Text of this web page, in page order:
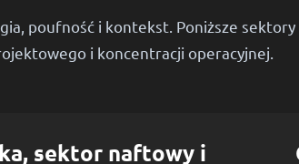
poufność i kontekst. Poniższe
i koncentracji operacyjnej.
sektor naftowy i